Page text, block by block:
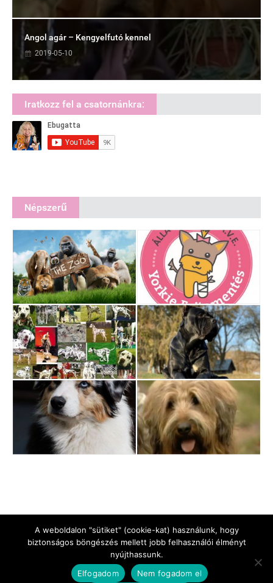
Angol agár – Kengyelfutó kennel
2019-05-10
Iratkozz fel a csatornánkra:
Népszerű
Jogi Nyilatkozat Impresszum
Adatkezelési tájékoztató
A weboldalon "sütiket" (cookie-kat) használunk, hogy
biztonságos böngészés mellett jobb felhasználói élményt
nyújthassunk.
Elfogadom
Nem fogadom el